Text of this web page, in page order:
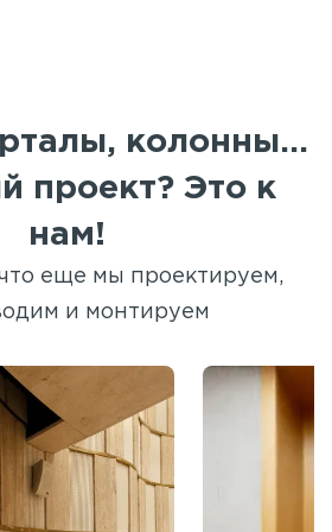
колонны...
проект? Это к
нам!
еще мы проектируем,
и монтируем